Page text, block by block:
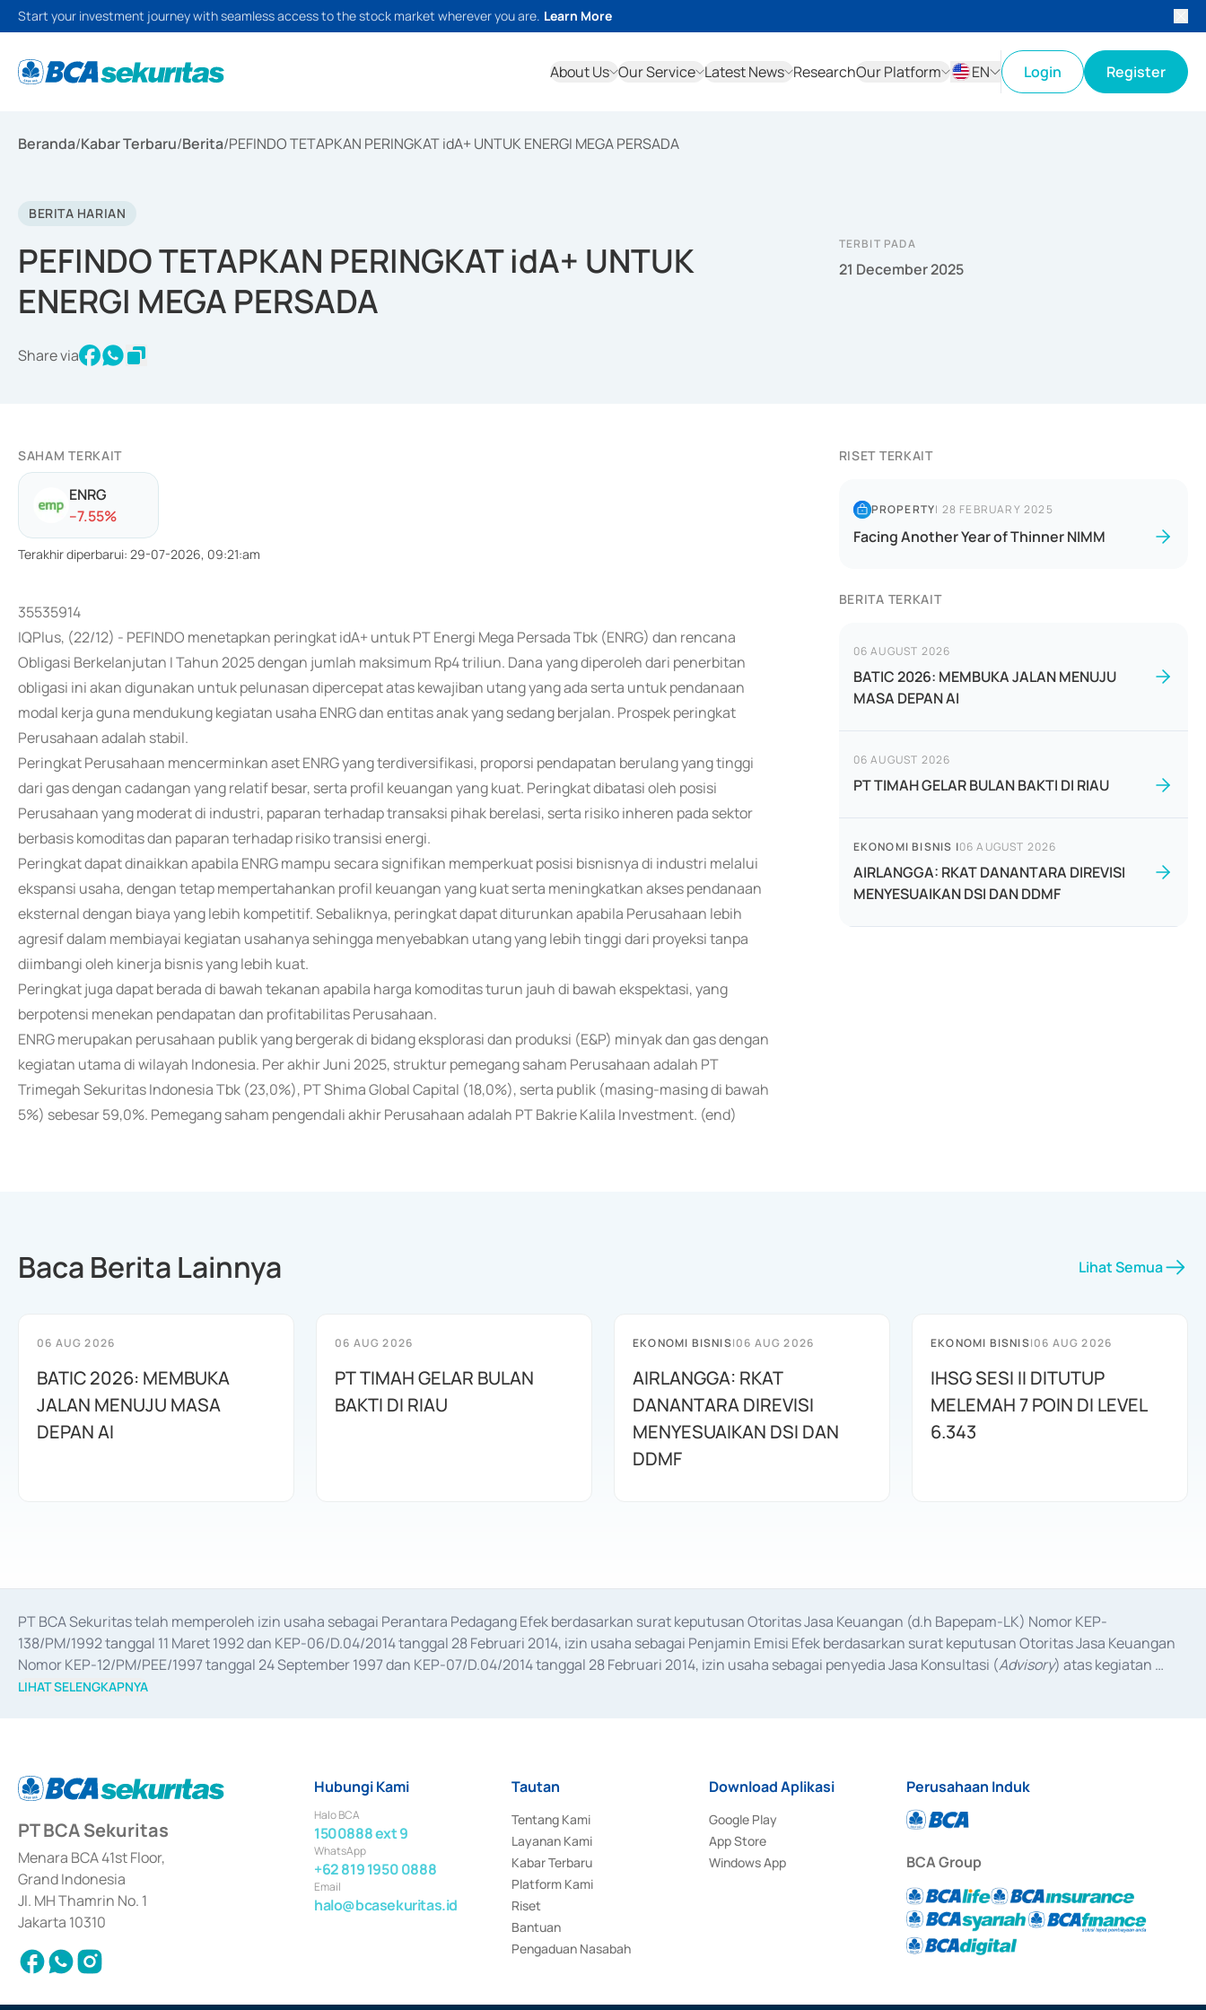
Start your investment journey with seamless access to the stock market wherever you are. Learn More
About Us Our Service Latest News ResearchOur Platform
EN
Login Register
Beranda/Kabar Terbaru/Berita/PEFINDO TETAPKAN PERINGKAT idA+ UNTUK ENERGI MEGA PERSADA
BERITA HARIAN
PEFINDO TETAPKAN PERINGKAT idA+ UNTUK
ENERGI MEGA PERSADA
Share via
TERBIT PADA
21 December 2025
SAHAM TERKAIT
ENRG
--7.55%
Terakhir diperbarui: 29-07-2026, 09:21:am
35535914
IQPlus, (22/12) - PEFINDO menetapkan peringkat idA+ untuk PT Energi Mega Persada Tbk (ENRG) dan rencana
Obligasi Berkelanjutan I Tahun 2025 dengan jumlah maksimum Rp4 triliun. Dana yang diperoleh dari penerbitan
obligasi ini akan digunakan untuk pelunasan dipercepat atas kewajiban utang yang ada serta untuk pendanaan
modal kerja guna mendukung kegiatan usaha ENRG dan entitas anak yang sedang berjalan. Prospek peringkat
Perusahaan adalah stabil.
Peringkat Perusahaan mencerminkan aset ENRG yang terdiversifikasi, proporsi pendapatan berulang yang tinggi
dari gas dengan cadangan yang relatif besar, serta profil keuangan yang kuat. Peringkat dibatasi oleh posisi
Perusahaan yang moderat di industri, paparan terhadap transaksi pihak berelasi, serta risiko inheren pada sektor
berbasis komoditas dan paparan terhadap risiko transisi energi.
Peringkat dapat dinaikkan apabila ENRG mampu secara signifikan memperkuat posisi bisnisnya di industri melalui
ekspansi usaha, dengan tetap mempertahankan profil keuangan yang kuat serta meningkatkan akses pendanaan
eksternal dengan biaya yang lebih kompetitif. Sebaliknya, peringkat dapat diturunkan apabila Perusahaan lebih
agresif dalam membiayai kegiatan usahanya sehingga menyebabkan utang yang lebih tinggi dari proyeksi tanpa
diimbangi oleh kinerja bisnis yang lebih kuat.
Peringkat juga dapat berada di bawah tekanan apabila harga komoditas turun jauh di bawah ekspektasi, yang
berpotensi menekan pendapatan dan profitabilitas Perusahaan.
ENRG merupakan perusahaan publik yang bergerak di bidang eksplorasi dan produksi (E&P) minyak dan gas dengan
kegiatan utama di wilayah Indonesia. Per akhir Juni 2025, struktur pemegang saham Perusahaan adalah PT
Trimegah Sekuritas Indonesia Tbk (23,0%), PT Shima Global Capital (18,0%), serta publik (masing-masing di bawah
5%) sebesar 59,0%. Pemegang saham pengendali akhir Perusahaan adalah PT Bakrie Kalila Investment. (end)
RISET TERKAIT
PROPERTY| 28 FEBRUARY 2025
Facing Another Year of Thinner NIMM
BERITA TERKAIT
06 AUGUST 2026
BATIC 2026: MEMBUKA JALAN MENUJU
MASA DEPAN AI
06 AUGUST 2026
PT TIMAH GELAR BULAN BAKTI DI RIAU
EKONOMI BISNIS |06 AUGUST 2026
AIRLANGGA: RKAT DANANTARA DIREVISI
MENYESUAIKAN DSI DAN DDMF
Baca Berita Lainnya Lihat Semua
06 AUG 2026
BATIC 2026: MEMBUKA
JALAN MENUJU MASA
DEPAN AI
06 AUG 2026
PT TIMAH GELAR BULAN
BAKTI DI RIAU
EKONOMI BISNIS|06 AUG 2026
AIRLANGGA: RKAT
DANANTARA DIREVISI
MENYESUAIKAN DSI DAN
DDMF
EKONOMI BISNIS|06 AUG 2026
IHSG SESI II DITUTUP
MELEMAH 7 POIN DI LEVEL
6.343
PT BCA Sekuritas telah memperoleh izin usaha sebagai Perantara Pedagang Efek berdasarkan surat keputusan Otoritas Jasa Keuangan (d.h Bapepam-LK) Nomor KEP-
138/PM/1992 tanggal 11 Maret 1992 dan KEP-06/D.04/2014 tanggal 28 Februari 2014, izin usaha sebagai Penjamin Emisi Efek berdasarkan surat keputusan Otoritas Jasa Keuangan
Nomor KEP-12/PM/PEE/1997 tanggal 24 September 1997 dan KEP-07/D.04/2014 tanggal 28 Februari 2014, izin usaha sebagai penyedia Jasa Konsultasi (Advisory) atas kegiatan
merger, akuisisi, divestasi, dan
LIHAT SELENGKAPNYA
PT BCA Sekuritas
Menara BCA 41st Floor,
Grand Indonesia
Jl. MH Thamrin No. 1
Jakarta 10310
Hubungi Kami
Halo BCA
1500888 ext 9
WhatsApp
+62 819 1950 0888
Email
halo@bcasekuritas.id
Tautan
Tentang Kami
Layanan Kami
Kabar Terbaru
Platform Kami
Riset
Bantuan
Pengaduan Nasabah
Download Aplikasi
Google Play
App Store
Windows App
Perusahaan Induk
BCA Group